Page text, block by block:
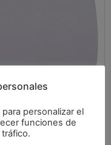
personalizar el
funciones de